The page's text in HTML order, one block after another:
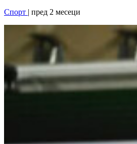
Спорт
| пред 2 месеци